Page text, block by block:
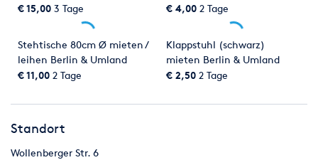
oder
Kinderbierzeltgarnituren
€ 15,00 3 Tage
mieten Berlin & Umland
€ 4,00 2 Tage
Stehtische 80cm Ø mieten /
leihen Berlin & Umland
€ 11,00 2 Tage
Klappstuhl (schwarz)
mieten Berlin & Umland
€ 2,50 2 Tage
Standort
Wollenberger Str. 6